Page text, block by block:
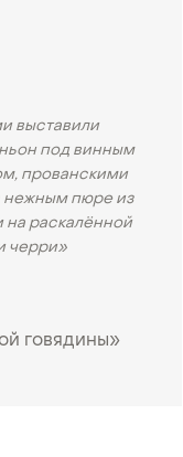
выставили
под винным
прованскими
нежным пюре из
раскалённой
черри»
говядины»